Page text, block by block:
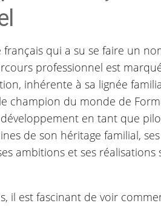
qui a su se faire un
professionnel est
inhérente à sa lignée
champion du monde de
en tant que
de son héritage familial,
ambitions et ses réalisations
il est fascinant de voir